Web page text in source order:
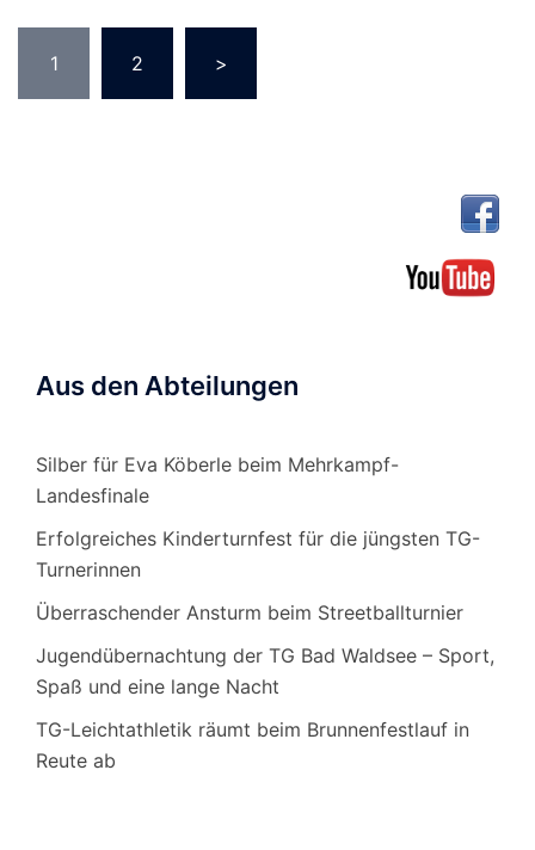
der
Beiträge
1 2 >
Aus den Abteilungen
Silber für Eva Köberle beim Mehrkampf-
Landesfinale
Erfolgreiches Kinderturnfest für die jüngsten TG-
Turnerinnen
Überraschender Ansturm beim Streetballturnier
Jugendübernachtung der TG Bad Waldsee – Sport,
Spaß und eine lange Nacht
TG-Leichtathletik räumt beim Brunnenfestlauf in
Reute ab